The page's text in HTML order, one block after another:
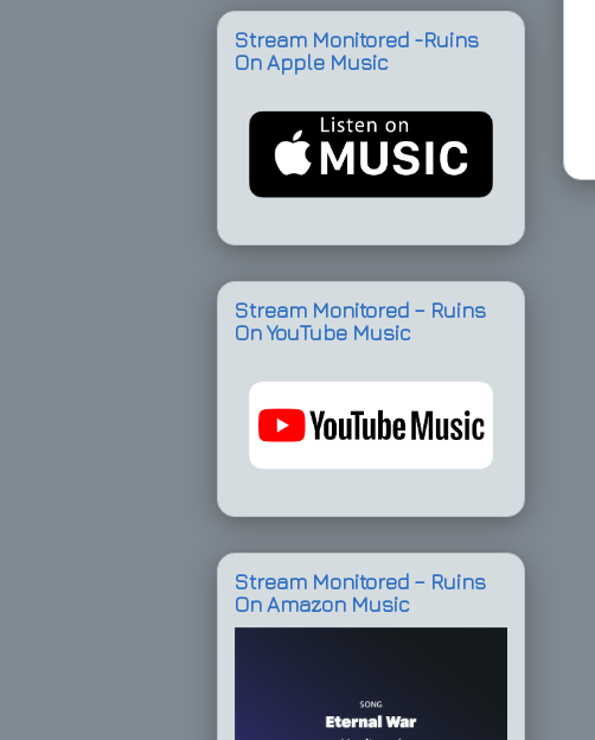
Stream Monitored -Ruins
On Apple Music
Stream Monitored – Ruins
On YouTube Music
Stream Monitored – Ruins
On Amazon Music